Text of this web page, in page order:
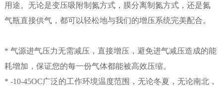
用途。无论是变压吸附制氮方式，膜分离制氮方式，还是氮
气瓶直接供气，都可以轻松地与我们的增压系统完美配合。
* 气源进气压力无需减压，直接增压，避免进气减压造成的能
耗增加，保证您的每一份气体都能被高效压缩。
* -10-45OC广泛的工作环境温度范围，无论冬夏，无论南北，